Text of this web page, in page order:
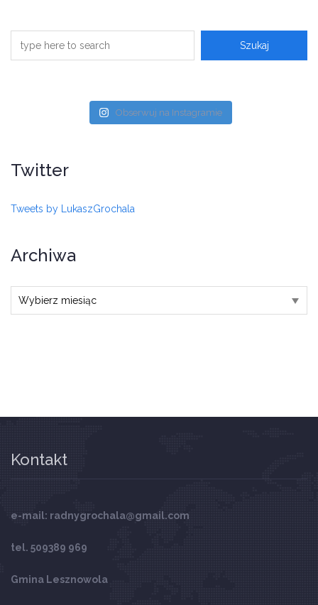
Obserwuj na Instagramie
Twitter
Tweets by LukaszGrochala
Archiwa
Archiwa
Kontakt
e-mail: radnygrochala@gmail.com
tel. 509389 969
Gmina Lesznowola